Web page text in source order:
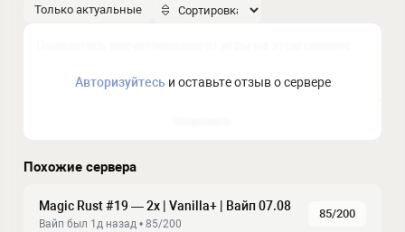
Только актуальные
Авторизуйтесьи оставьте отзыв о сервере
Похожие сервера
Magic Rust #19 — 2x | Vanilla+ | Baйп 07.08
Baйп был 1д нaзaд • 85/200
85/200